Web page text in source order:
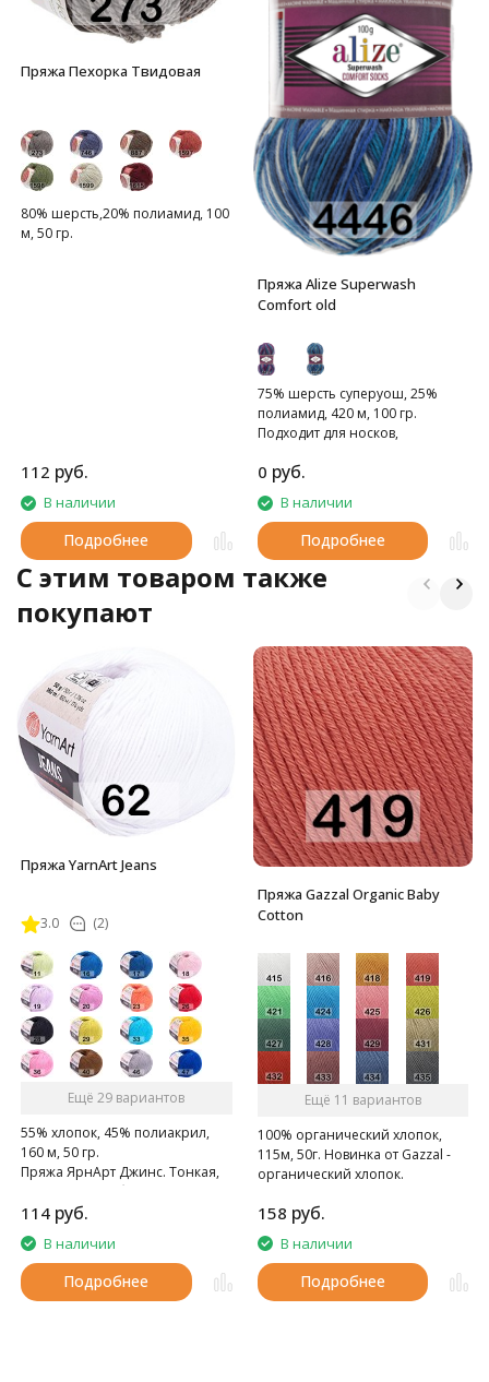
Пряжа Пехорка Твидовая
80% шерсть,20% полиамид, 100
м, 50 гр.
112 руб.
В наличии
Подробнее
Пряжа Alize Superwash
Comfort old
75% шерсть суперуош, 25%
полиамид, 420 м, 100 гр.
Подходит для носков,
шапок и т.д.
0 руб.
В наличии
Подробнее
C этим товаром также
покупают
Пряжа YarnArt Jeans
3.0 (2)
Ещё 29 вариантов
55% хлопок, 45% полиакрил,
160 м, 50 гр.
Пряжа ЯрнАрт Джинс. Тонкая,
мягкая, слегка бархатистая
нитка. Очень приятная на
114 руб.
В наличии
Подробнее
Пряжа Gazzal Organic Baby
Cotton
Ещё 11 вариантов
100% органический хлопок,
115м, 50г. Новинка от Gazzal -
органический хлопок.
158 руб.
В наличии
Подробнее